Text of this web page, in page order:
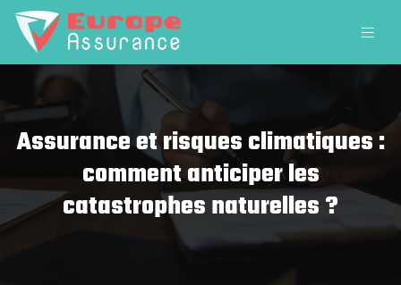
Assurance et risques climatiques :
comment anticiper les
catastrophes naturelles ?